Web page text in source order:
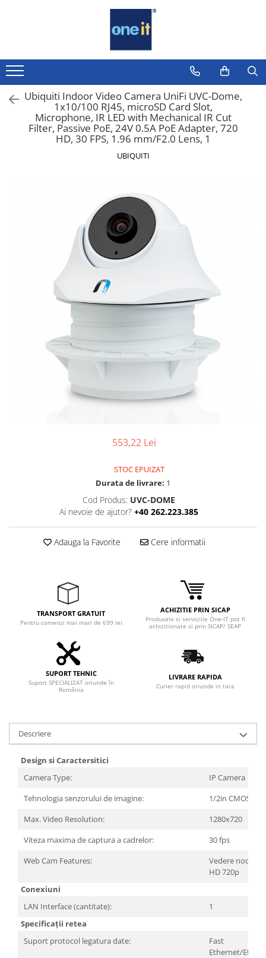
Laptop, Tablete & Telefoane
Laptop / Notebook
Notebook Consumer
Accesorii Laptop
Ochelari Smart
Smartphone IPhone
Sisteme PC & Periferice
Sisteme Desktop & Monitoare
Gaming PC & Console
Adaptoare
Tastaturi
Componente PC
Placi de Baza
Memorii
SSD
Hard Disc-uri
Carcase
Surse
Cooler
Componente Server
Servere
Software
Ubiquiti Indoor Video Camera UniFi UVC-Dome,
1x10/100 RJ45, microSD Card Slot,
Microphone, IR LED with Mechanical IR Cut
Filter, Passive PoE, 24V 0.5A PoE Adapter, 720
HD, 30 FPS, 1.96 mm/F2.0 Lens, 1
UBIQUITI
553,22 Lei
STOC EPUIZAT
Durata de livrare: 1
Cod Produs: UVC-DOME
Ai nevoie de ajutor? +40 262.223.385
Adauga la Favorite Cere informatii
TRANSPORT GRATUIT
Pentru comenzi mai mari de 699 lei
ACHIZITIE PRIN SICAP
Produsele si serviciile One-IT pot fi
achizitionate si prin SICAP/ SEAP
SUPORT TEHNIC
Suport SPECIALIZAT oriunde în
România
LIVRARE RAPIDA
Curier rapid oriunde in tara
Descriere
Design si Caractersitici
Camera Type:
IP Camera
Tehnologia senzorului de imagine:
1/2in CMOS
Max. Video Resolution:
1280x720
Viteza maxima de captura a cadrelor:
30 fps
Web Cam Features:
Vedere
HD 720p
Conexiuni
LAN Interface (cantitate):
1
Specificații retea
Suport protocol legatura date:
Fast
Ethernet/